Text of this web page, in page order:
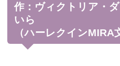
作：ヴィクトリア・
いら
（ハーレクインMIRA